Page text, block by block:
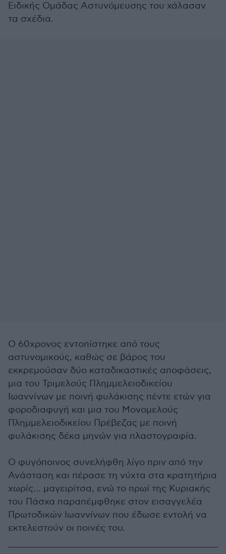
Ειδικής Ομάδας Αστυνόμευσης του χάλασαν
τα σχέδια.
Ο 60χρονος εντοπίστηκε από τους
αστυνομικούς, καθώς σε βάρος του
εκκρεμούσαν δύο καταδικαστικές αποφάσεις,
μια του Τριμελούς Πλημμελειοδικείου
Ιωαννίνων με ποινή φυλάκισης πέντε ετών για
φοροδιαφυγή και μια του Μονομελούς
Πλημμελειοδικείου Πρέβεζας με ποινή
φυλάκισης δέκα μηνών για πλαστογραφία.
Ο φυγόποινος συνελήφθη λίγο πριν από την
Ανάσταση και πέρασε τη νύχτα στα κρατητήρια
χωρίς… μαγειρίτσα, ενώ το πρωί της Κυριακής
του Πάσχα παραπέμφθηκε στον εισαγγελέα
Πρωτοδικών Ιωαννίνων που έδωσε εντολή να
εκτελεστούν οι ποινές του.